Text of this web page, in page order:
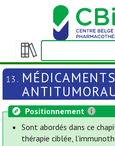
Afficher/masquer
la
table
des
matières
13. MÉDICAMENTS
Positionnement
Sont abordés dans ce
thérapie ciblée,